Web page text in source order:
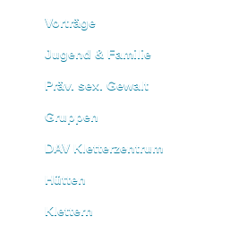
Vorträge
Jugend & Familie
Präv. sex. Gewalt
Gruppen
DAV Kletterzentrum
Hütten
Klettern